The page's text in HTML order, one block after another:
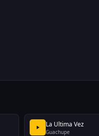
La Ultima Vez
Guachupe